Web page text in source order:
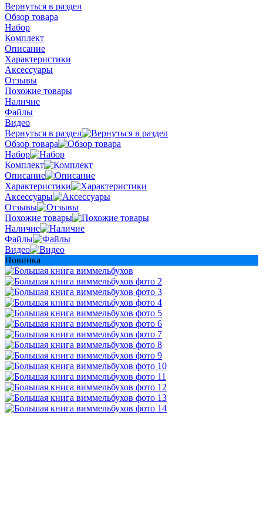
Вернуться в раздел
Обзор товара
Набор
Комплект
Описание
Характеристики
Аксессуары
Отзывы
Похожие товары
Наличие
Файлы
Видео
Вернуться в раздел
Обзор товара
Набор
Комплект
Описание
Характеристики
Аксессуары
Отзывы
Похожие товары
Наличие
Файлы
Видео
Новинка